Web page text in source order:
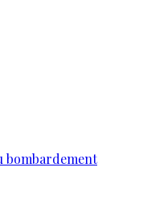
bombardement